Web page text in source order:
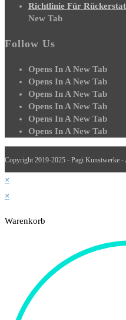
Richtlinie Für
New Tab
Follow Us
Opens In A New Tab
Opens In A New Tab
Opens In A New Tab
Opens In A New Tab
Opens In A New Tab
Opens In A New Tab
Copyright 2019-2025 - Pagi Kunstwerke -
×
×
Warenkorb